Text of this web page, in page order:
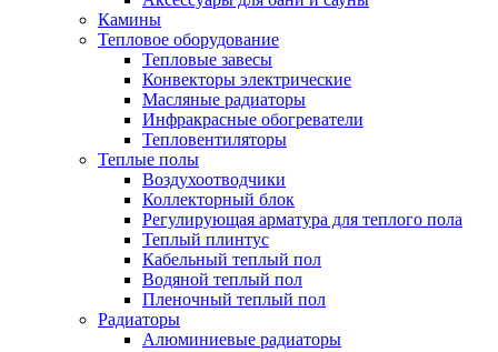
Камины
Тепловое оборудование
Тепловые завесы
Конвекторы электрические
Масляные радиаторы
Инфракрасные обогреватели
Тепловентиляторы
Теплые полы
Воздухоотводчики
Коллекторный блок
Регулирующая арматура для теплого пола
Теплый плинтус
Кабельный теплый пол
Водяной теплый пол
Пленочный теплый пол
Радиаторы
Алюминиевые радиаторы